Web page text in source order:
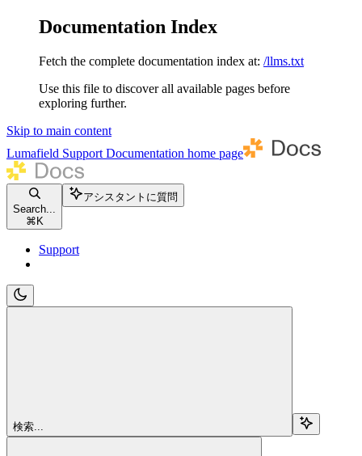
Documentation Index
Fetch the complete documentation index at: /llms.txt
Use this file to discover all available pages before
exploring further.
Skip to main content
Lumafield Support Documentation home page
Search...
⌘ K
アシスタントに質問
Support
検索...